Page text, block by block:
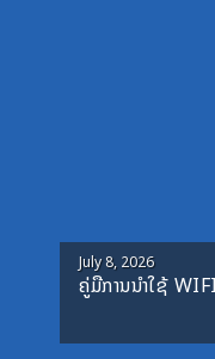
Posted
on
July 8, 2026
ຄູ່ມືການນຳໃຊ້